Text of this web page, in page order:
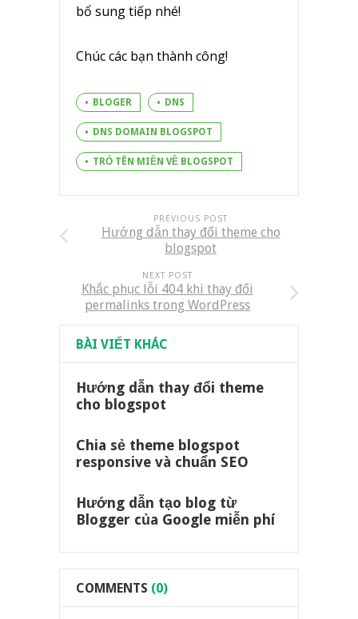
bổ sung tiếp nhé!
Chúc các bạn thành công!
BLOGER DNS
DNS DOMAIN BLOGSPOT
TRỎ TÊN MIỀN VỀ BLOGSPOT
PREVIOUS POST
Hướng dẫn thay đổi theme cho
blogspot
NEXT POST
Khắc phục lỗi 404 khi thay đổi
permalinks trong WordPress
BÀI VIẾT KHÁC
Hướng dẫn thay đổi theme
cho blogspot
Chia sẻ theme blogspot
responsive và chuẩn SEO
Hướng dẫn tạo blog từ
Blogger của Google miễn phí
COMMENTS (0)